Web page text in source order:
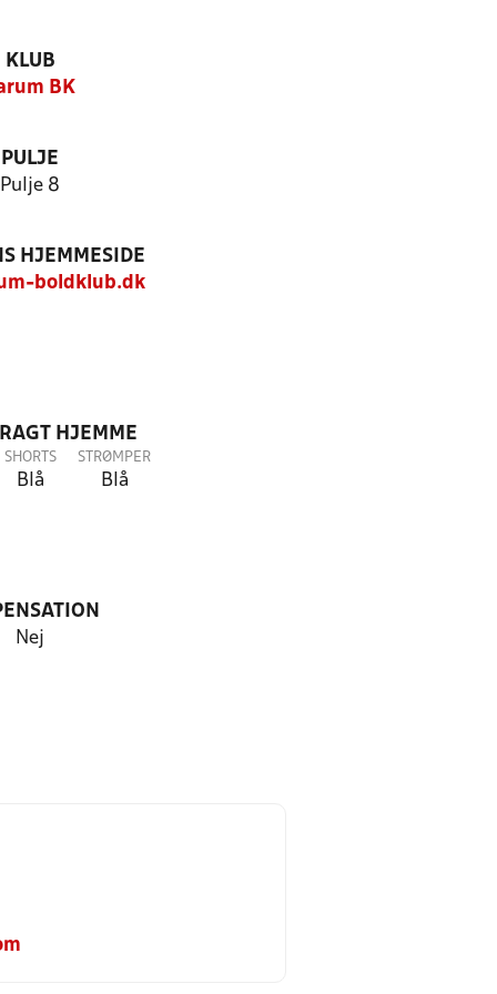
KLUB
BK
PULJE
Pulje 8
HJEMMESIDE
boldklub.dk
HJEMME
SHORTS
Blå
STRØMPER
Blå
Nej